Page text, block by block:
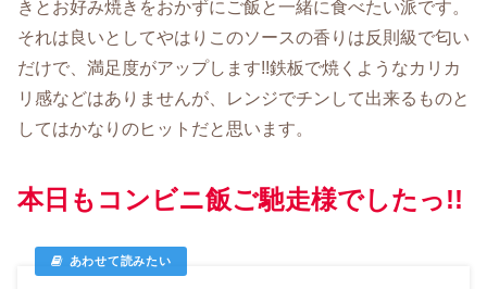
きとお好み焼きをおかずにご飯と一緒に食べたい派です。
それは良いとしてやはりこのソースの香りは反則級で匂い
だけで、満足度がアップします!!鉄板で焼くようなカリカ
リ感などはありませんが、レンジでチンして出来るものと
してはかなりのヒットだと思います。
本日もコンビニ飯ご馳走様でしたっ!!